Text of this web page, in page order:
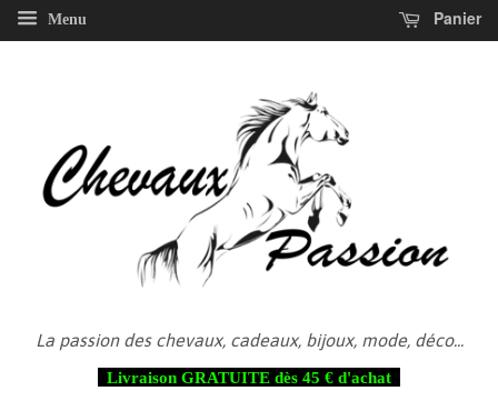
Menu Panier
La passion des chevaux, cadeaux, bijoux, mode, déco...
Livraison GRATUITE dès 45 € d'achat